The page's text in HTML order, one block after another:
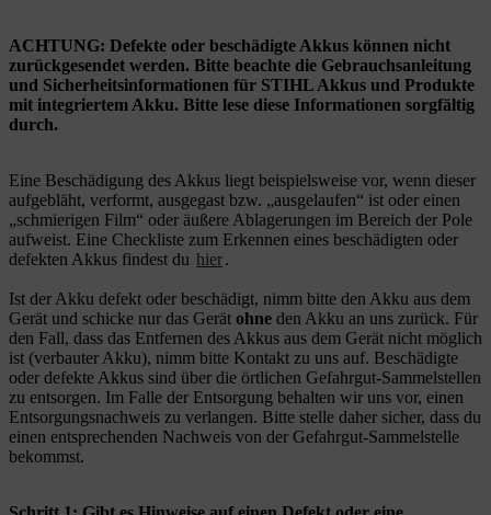
ACHTUNG: Defekte oder beschädigte Akkus können nicht
zurückgesendet werden. Bitte beachte die Gebrauchsanleitung
und Sicherheitsinformationen für STIHL Akkus und Produkte
mit integriertem Akku. Bitte lese diese Informationen sorgfältig
durch.
Eine Beschädigung des Akkus liegt beispielsweise vor, wenn dieser
aufgebläht, verformt, ausgegast bzw. „ausgelaufen“ ist oder einen
„schmierigen Film“ oder äußere Ablagerungen im Bereich der Pole
aufweist. Eine Checkliste zum Erkennen eines beschädigten oder
defekten Akkus findest du hier.
Ist der Akku defekt oder beschädigt, nimm bitte den Akku aus dem
Gerät und schicke nur das Gerät ohne den Akku an uns zurück. Für
den Fall, dass das Entfernen des Akkus aus dem Gerät nicht möglich
ist (verbauter Akku), nimm bitte Kontakt zu uns auf. Beschädigte
oder defekte Akkus sind über die örtlichen Gefahrgut-Sammelstellen
zu entsorgen. Im Falle der Entsorgung behalten wir uns vor, einen
Entsorgungsnachweis zu verlangen. Bitte stelle daher sicher, dass du
einen entsprechenden Nachweis von der Gefahrgut-Sammelstelle
bekommst.